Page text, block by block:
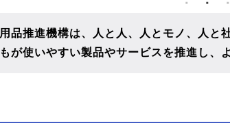
品推進機構は、人と人、人とモノ、人と
が使いやすい製品やサービスを推進し、